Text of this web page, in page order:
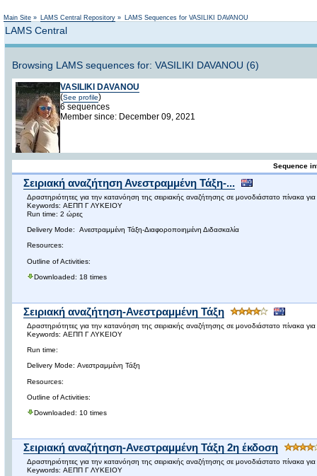
Main Site » LAMS Central Repository » LAMS Sequences for VASILIKI DAVANOU
LAMS Central
Browsing LAMS sequences for: VASILIKI DAVANOU (6)
VASILIKI DAVANOU
(See profile)
6 sequences
Member since: December 09, 2021
Sequence
Σειριακή αναζήτηση Ανεστραμμένη Τάξη-...
Δραστηριότητες για την κατανόηση της σειριακής αναζήτησης σε μονοδιάστατο πίνακα
Keywords: ΑΕΠΠ Γ ΛΥΚΕΙΟΥ
Run time: 2 ώρες
Delivery Mode: Ανεστραμμένη Τάξη-Διαφοροποιημένη Διδασκαλία
Resources:
Outline of Activities:
Downloaded: 18 times
Σειριακή αναζήτηση-Ανεστραμμένη Τάξη
Δραστηριότητες για την κατανόηση της σειριακής αναζήτησης σε μονοδιάστατο πίνακα
Keywords: ΑΕΠΠ Γ ΛΥΚΕΙΟΥ
Run time:
Delivery Mode: Ανεστραμμένη Τάξη
Resources:
Outline of Activities:
Downloaded: 10 times
Σειριακή αναζήτηση-Ανεστραμμένη Τάξη 2η έκδοση
Δραστηριότητες για την κατανόηση της σειριακής αναζήτησης σε μονοδιάστατο πίνακα
Keywords: ΑΕΠΠ Γ ΛΥΚΕΙΟΥ